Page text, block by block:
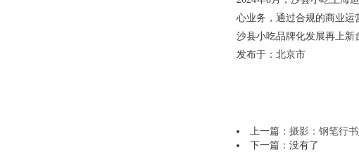
心业务，通过合规的商业运
沙县小吃品牌化发展再上新
发布于：北京市
上一篇： 摄影：钢笔行书
下一篇：没有了